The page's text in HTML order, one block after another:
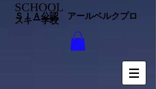
SCHOOL
ＳＩＡ公認 アールベルクプロ
スキー学校